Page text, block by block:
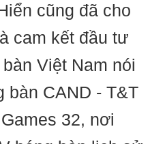
cũng đã cho
cam kết đầu tư
Việt Nam nói
bàn CAND - T&T
32, nơi